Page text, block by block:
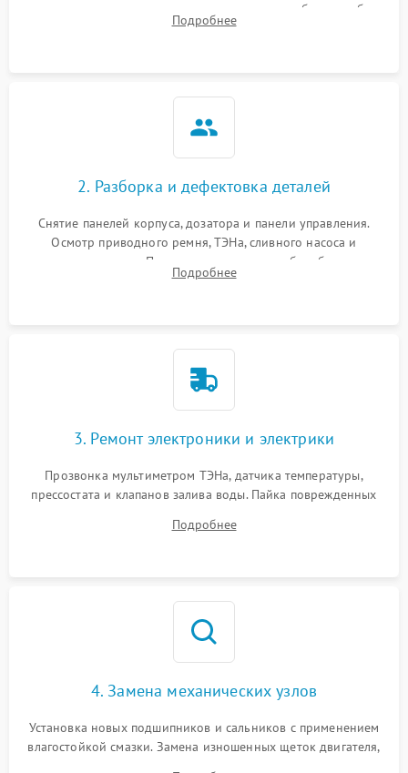
выявления посторонних шумов, протечек или сбоев в работе
электронного модуля управления.
Подробнее
2. Разборка и дефектовка деталей
Снятие панелей корпуса, дозатора и панели управления.
Осмотр приводного ремня, ТЭНа, сливного насоса и
амортизаторов. Проверка подшипников барабана и
крестовины на износ, а манжеты люка на разрывы.
Подробнее
3. Ремонт электроники и электрики
Прозвонка мультиметром ТЭНа, датчика температуры,
прессостата и клапанов залива воды. Пайка поврежденных
Восстановление целостности проводки и контактов.
Подробнее
4. Замена механических узлов
Установка новых подшипников и сальников с применением
влагостойкой смазки. Замена изношенных щеток двигателя,